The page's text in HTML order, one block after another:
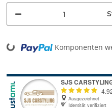
Loading... Komponenten